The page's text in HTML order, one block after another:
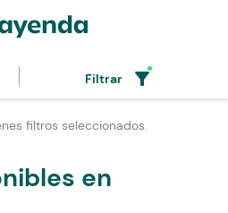
Filtrar filter_alt
filtros seleccionados.
en